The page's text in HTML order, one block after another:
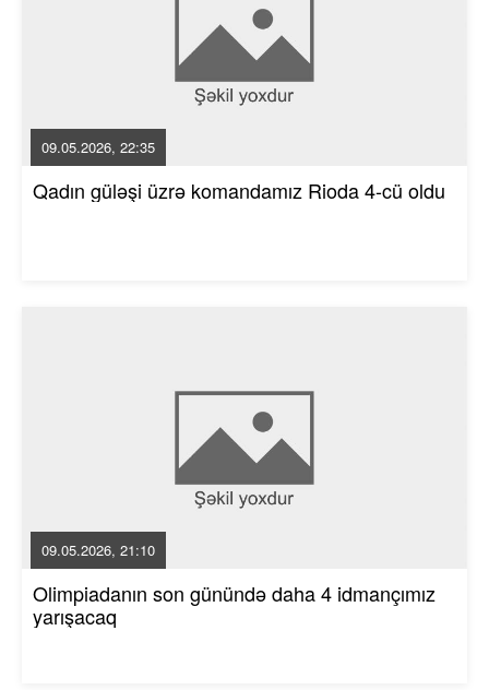
09.05.2026, 22:35
Qadın güləşi üzrə komandamız Rioda 4-cü oldu
09.05.2026, 21:10
Olimpiadanın son günündə daha 4 idmançımız
yarışacaq